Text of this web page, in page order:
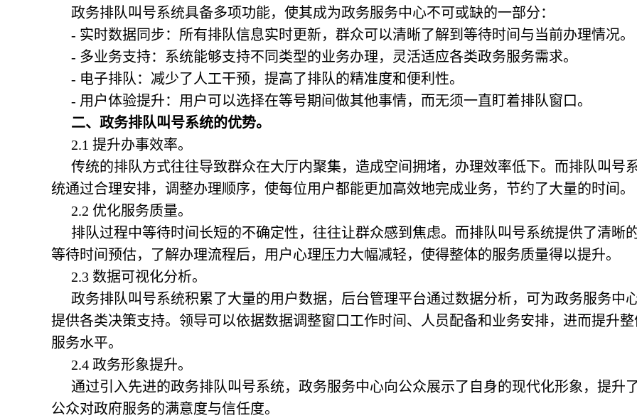
政务排队叫号系统具备多项功能，使其成为政务服务中心不可或缺的一部分：
- 实时数据同步：所有排队信息实时更新，群众可以清晰了解到等待时间与当前办理情况。
- 多业务支持：系统能够支持不同类型的业务办理，灵活适应各类政务服务需求。
- 电子排队：减少了人工干预，提高了排队的精准度和便利性。
- 用户体验提升：用户可以选择在等号期间做其他事情，而无须一直盯着排队窗口。
二、 政务排队叫号系统的优势。
2.1 提升办事效率。
传统的排队方式往往导致群众在大厅内聚集，造成空间拥堵，办理效率低下。而排队叫号
统通过合理安排，调整办理顺序，使每位用户都能更加高效地完成业务，节约了大量的时间。
2.2 优化服务质量。
排队过程中等待时间长短的不确定性，往往让群众感到焦虑。而排队叫号系统提供了清晰
等待时间预估，了解办理流程后，用户心理压力大幅减轻，使得整体的服务质量得以提升。
2.3 数据可视化分析。
政务排队叫号系统积累了大量的用户数据，后台管理平台通过数据分析，可为政务服务中
提供各类决策支持。领导可以依据数据调整窗口工作时间、人员配备和业务安排，进而提升整
服务水平。
2.4 政务形象提升。
通过引入先进的政务排队叫号系统，政务服务中心向公众展示了自身的现代化形象，提升
公众对政府服务的满意度与信任度。